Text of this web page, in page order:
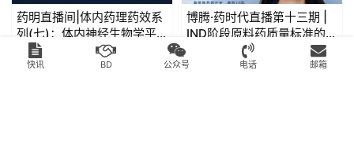
药明直播间|体内药理药效系
列(七)：体内神经生物学平
台赋能神经退行性疾病新药
研发
2021年8月20日
博腾·药时代直播第十三期 |
IND阶段原料药质量标准的建
2021年7月21日
快讯 BD 公众号 电话 邮箱